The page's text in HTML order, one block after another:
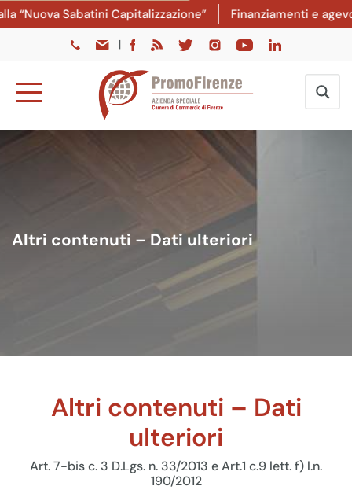
Sabatini Capitalizzazione” Finanziamenti e
|
Altri contenuti – Dati ulteriori
Altri contenuti – Dati
ulteriori
Art. 7-bis c. 3 D.Lgs. n. 33/2013 e Art.1 c.9 lett. f) l.n.
190/2012